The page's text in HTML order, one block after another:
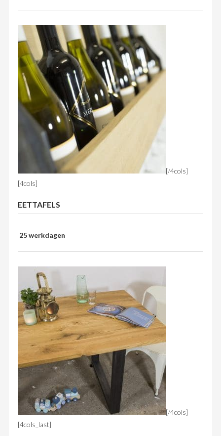
[/4cols]
[4cols]
EETTAFELS
25 werkdagen
[/4cols]
[4cols_last]